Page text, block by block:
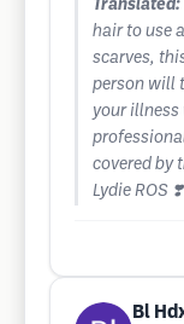
Translated:
hair to use
scarves,
person will
your
covered by
Lydie ROS ❣️
Bl